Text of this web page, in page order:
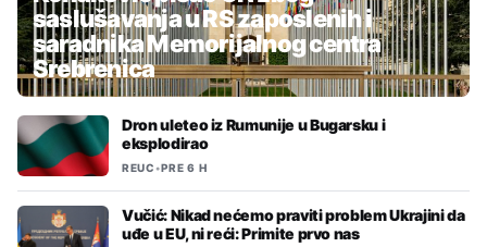
saslušavanja u RS zaposlenih i
saradnika Memorijalnog centra
Srebrenica
Dron uleteo iz Rumunije u Bugarsku i
eksplodirao
REUC•PRE 6 H
Vučić: Nikad nećemo praviti problem Ukrajini da
uđe u EU, ni reći: Primite prvo nas